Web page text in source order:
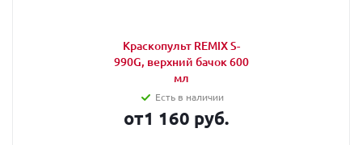
Краскопульт REMIX S-
990G, верхний бачок 600
мл
Есть в наличии
от1 160 руб.